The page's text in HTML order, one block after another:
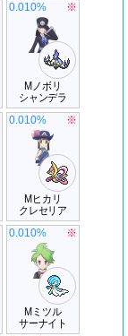
Mノボリ
シャンデラ
0.010% ※
Mヒカリ
クレセリア
0.010% ※
Mミツル
サーナイト
0.010% ※